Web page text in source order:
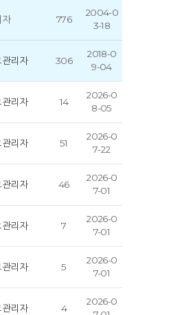
자 776
2004-0
3-18
관리자 306
2018-0
9-04
관리자 14
2026-0
8-05
관리자 51
2026-0
7-22
관리자 46
2026-0
7-01
관리자 7
2026-0
7-01
관리자 5
2026-0
7-01
관리자 4
2026-0